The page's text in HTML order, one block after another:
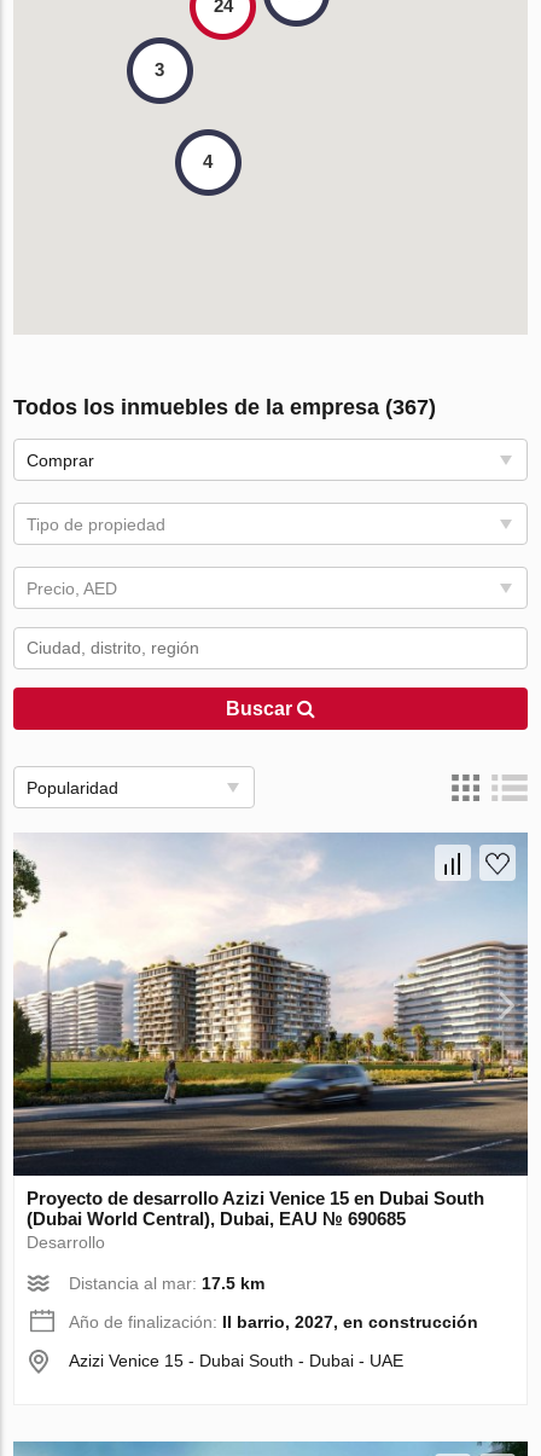
24
4
3
Todos los inmuebles de la empresa (367)
Comprar
Tipo de propiedad
Precio, AED
Buscar
Popularidad
Proyecto de desarrollo Azizi Venice 15 en Dubai South
(Dubai World Central), Dubai, EAU № 690685
Desarrollo
Distancia al mar: 17.5 km
Año de finalización: II barrio, 2027, en construcción
Azizi Venice 15 - Dubai South - Dubai - UAE